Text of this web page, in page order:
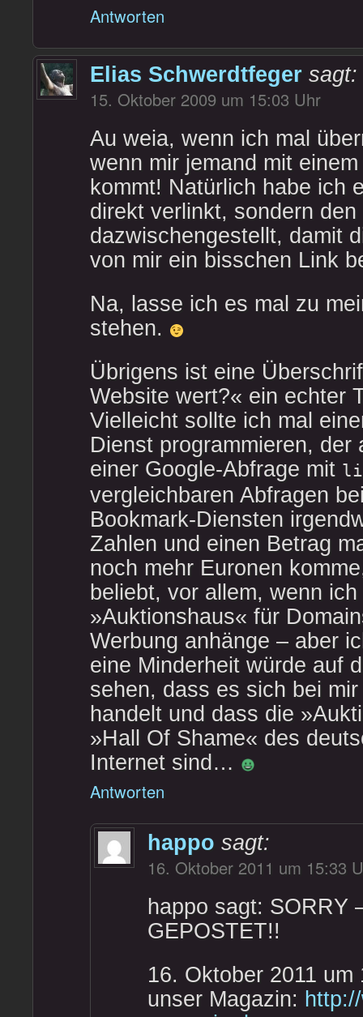
Antworten
Elias Schwerdtfeger sagt:
15. Oktober 2009 um 15:03 Uhr
Au weia, wenn ich mal
wenn mir jemand mit
kommt! Natürlich habe ich
direkt verlinkt, sondern
dazwischengestellt, damit
von mir ein bisschen Link
Na, lasse ich es mal zu
stehen.
Übrigens ist eine
Website wert?« ein echter
Vielleicht sollte ich mal
Dienst programmieren, der
einer Google-Abfrage mit
vergleichbaren Abfragen
Bookmark-Diensten
Zahlen und einen Betrag
noch mehr Euronen
beliebt, vor allem, wenn
»Auktionshaus« für
Werbung anhänge – aber
eine Minderheit würde auf
sehen, dass es sich bei
handelt und dass die
»Hall Of Shame« des
Internet sind…
Antworten
happo sagt:
16. Oktober 2011 um 15:33
happo sagt: SORRY
GEPOSTET!!
16. Oktober 2011 um
unser Magazin: